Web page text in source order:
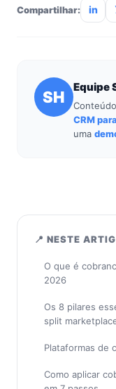
Compartilhar: in
SH
Equipe
CRM
uma
📍 NESTE
O que é
2026
Os 8 pilares
split
Plataformas de
Como aplicar